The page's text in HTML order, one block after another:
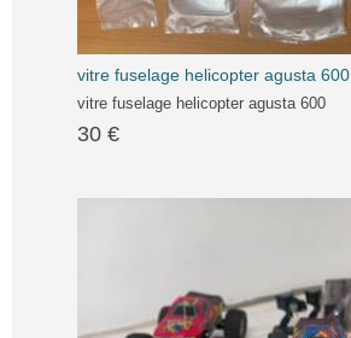
vitre fuselage helicopter agusta 600
vitre fuselage helicopter agusta 600
30 €